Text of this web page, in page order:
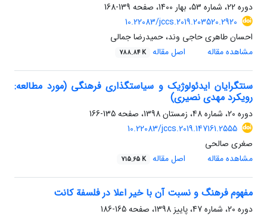
دوره 22، شماره 53، بهار 1400، صفحه
139-168
10.22083/jccs.2019.203520.2920
احسان طاهری حاجی وند، حمیدرضا جمالی
مشاهده مقاله
اصل مقاله 788.84 K
سنت‎گرایان ایدئولوژیک و سیاستگذاری فرهنگی (مورد مطالعه:
رویکرد مهدی نصیری)
دوره 20، شماره 48، زمستان 1398، صفحه
135-166
10.22083/jccs.2019.147161.2555
صغری صالحی
مشاهده مقاله
اصل مقاله 715.65 K
مفهوم فرهنگ و نسبت آن با خیر اعلا در فلسفة کانت
دوره 20، شماره 47، پاییز 1398، صفحه
165-186